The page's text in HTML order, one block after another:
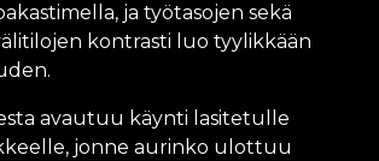
ja työtasojen sekä
kontrasti luo tyylikkään
avautuu käynti lasitetulle
jonne aurinko ulottuu